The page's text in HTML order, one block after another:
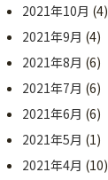
2021年10月 (4)
2021年9月 (4)
2021年8月 (6)
2021年7月 (6)
2021年6月 (6)
2021年5月 (1)
2021年4月 (10)